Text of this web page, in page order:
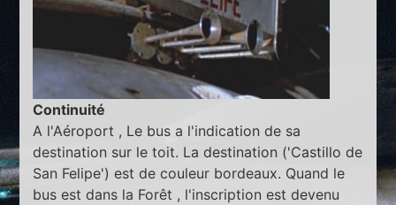
Continuité
A l'Aéroport , Le bus a l'indication de sa
destination sur le toit. La destination ('Castillo de
San Felipe') est de couleur bordeaux. Quand le
bus est dans la Forêt , l'inscription est devenu